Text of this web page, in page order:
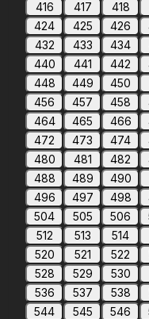
416 417 418
424
425 426
432
433 434
440
441 442
448
449 450
456
457 458
464
465 466
472
473 474
480
481 482
488
489 490
496
497 498
504
505 506
512
513 514
520
521 522
528
529 530
536
537 538
544
545 546